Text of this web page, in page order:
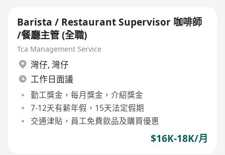
Barista / Restaurant Supervisor 咖啡師
/餐廳主管 (全職)
Tca Management Service
灣仔, 灣仔
工作日面議
勤工獎金，每月獎金，介紹獎金
7-12天有薪年假，15天法定假期
交通津貼，員工免費飲品及購買優惠
$16K-18K/月